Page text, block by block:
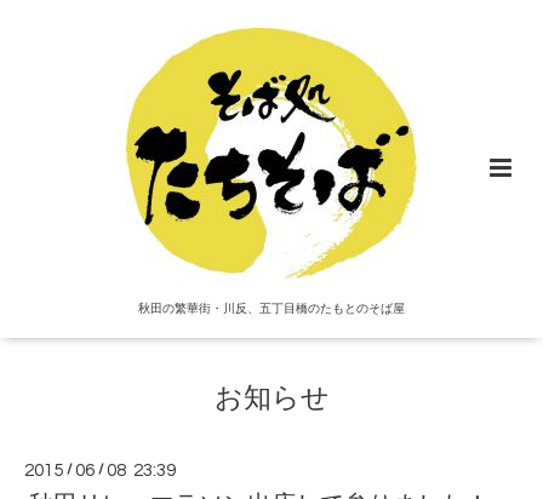
秋田の繁華街・川反、五丁目橋のたもとのそば屋
お知らせ
2015 /06 /08 23:39